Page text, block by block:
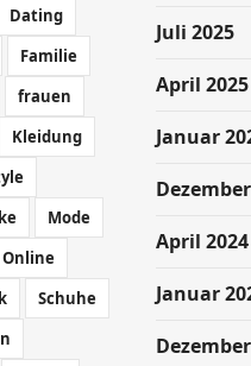
Dating
Familie
frauen
Kleidung
Mode
Online
Schuhe
Juli 2025
April 2025
Januar
April 2024
Januar